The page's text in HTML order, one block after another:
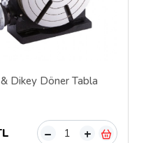
Dikey Döner Tabla
– +